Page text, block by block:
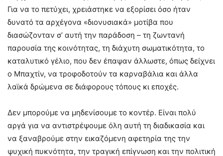
Για να το πετύχει, χρειάστηκε να εξορίσει όσο ήταν
δυνατό τα αρχέγονα «διονυσιακά» μοτίβα που
διασώζονταν σ’ αυτή την παράδοση – τη ζωντανή
παρουσία της κοινότητας, τη διάχυτη σωματικότητα, το
καταλυτικό γέλιο, που δεν έπαψαν άλλωστε, όπως δείχνει
ο Μπαχτίν, να τροφοδοτούν τα καρναβάλια και άλλα
λαϊκά δρώμενα σε διάφορους τόπους κι εποχές.
Δεν μπορούμε να μηδενίσουμε το κοντέρ. Είναι πολύ
αργά για να αντιστρέψουμε όλη αυτή τη διαδικασία και
να ξαναβρούμε στην εικαζόμενη αφετηρία της την
ψυχική πυκνότητα, την τραγική επίγνωση και την πολιτική